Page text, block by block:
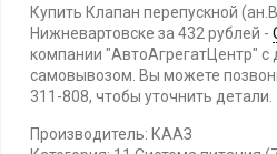
Купить Клапан перепускной
Нижневартовске за 432 рублей -
компании "АвтоАгрегатЦентр" с
самовывозом. Вы можете
311-808, чтобы уточнить детали.
Производитель: КААЗ